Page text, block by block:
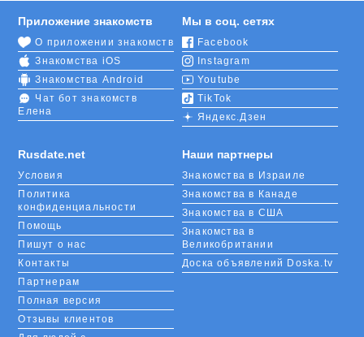
Rusdate.net
Условия
Политика
конфиденциальности
Помощь
Пишут о нас
Контакты
Партнерам
Полная версия
Отзывы клиентов
Приложение знакомств
О приложении знакомств
Знакомства iOS
Знакомства Android
Чат бот знакомств
Елена
Мы в соц. сетях
Facebook
Instagram
Youtube
TikTok
Яндекс.Дзен
Наши партнеры
Знакомства в Израиле
Знакомства в Канаде
Знакомства в США
Знакомства в
Великобритании
Доска объявлений Doska.tv